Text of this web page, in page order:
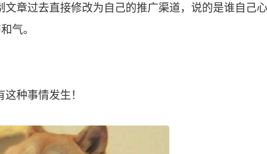
章过去直接修改为自己的推广渠道，说的是谁自己心
气。
种事情发生！